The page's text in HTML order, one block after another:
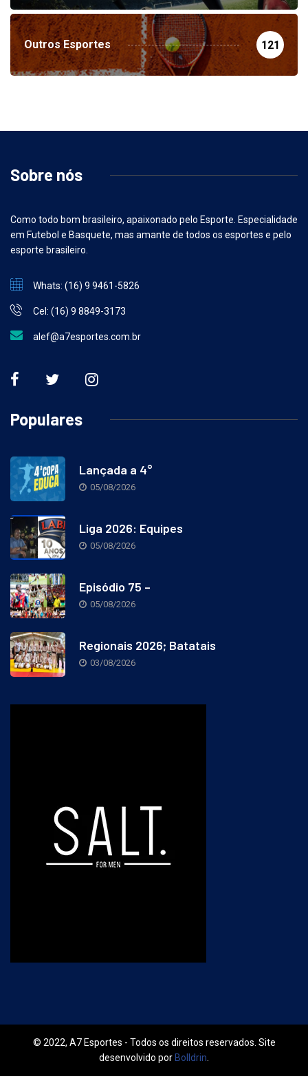
Outros Esportes 121
Sobre nós
Como todo bom brasileiro, apaixonado pelo Esporte. Especialidade
em Futebol e Basquete, mas amante de todos os esportes e pelo
esporte brasileiro.
Whats: (16) 9 9461-5826
Cel: (16) 9 8849-3173
alef@a7esportes.com.br
Populares
Lançada a 4°
05/08/2026
Liga 2026: Equipes
05/08/2026
Episódio 75 –
05/08/2026
Regionais 2026; Batatais
03/08/2026
© 2022, A7 Esportes - Todos os direitos reservados. Site
desenvolvido por Bolldrin.